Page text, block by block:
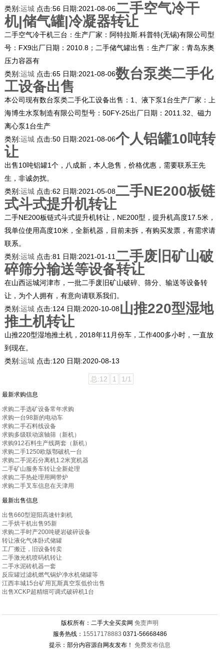
类别:运城 点击:56 日期:2021-08-06二手空气冷干
机|储气罐|冷凝器转让
二手空气冷干机三台：生产厂家：阿特拉斯.科普特(无锡)有限公司型
号：FX9出厂日期：2010.8；二手储气罐出售：生产厂家：青岛东奥
压力容器有
类别:运城 点击:65 日期:2021-08-06数台泵类二手化
工设备出售
本公司现有数台泵类二手化工设备出售：1、液下泵1台生产厂家：上
海博生水泵制造有限公司型号：50FY-25出厂日期：2011.32、磁力
离心泵1台生产
类别:运城 点击:50 日期:2021-08-06个人铝罐10吨转
让
出售10吨铝罐1个，八成新，本人急售，价格优惠，需要联系王先
生，非诚勿扰。
类别:运城 点击:62 日期:2021-05-08二手NE200板链
式斗式提升机转让
二手NE200板链式斗式提升机转让，NE200型，提升机高度17.5米，
我单位使用高度10米，全新机器，目前未拆，有购买发票，有需求请
联系。
类别:运城 点击:81 日期:2021-01-11 二手废旧矿山破
碎筛分输送等设备转让
在山西运城河津市，一批二手废旧矿山破碎、筛分、输送等设备转
让，为个人拥有，有意向请联系我们。
类别:运城 点击:124 日期:2020-10-08山推220型湿地
推土机转让
山推220型湿地推土机，2018年11月份车，工作400多小时，一直放
到现在。
类别:运城 点击:120 日期:2020-08-13
总:12 1 1/1
最新求购信息
求购二手选矿设备常年求购
求购一台98新的电动车
求购二手石料线设备
求购多级联动滚轴筛（新机）
求购912石料生产线两套（新机）
求购二手1250欧版鄂破机一台
求购二手泥石分离机1.2米宽机器
二手矿山服务车转让全新处理
求购二手热处理用网带炉
求购二手叉车信息在天津用
最新出售信息
出售660型迎阳高速针刺机
二手烘干机出售95新
求购二手时产200吨硬岩破碎设备
转让液化气体卧式储罐
工厂搬迁，旧设备转卖
二手激光机喷码机转让
二手水泥砖机器一套
反应罐过滤机燃气锅炉净水机储罐等
江西丰城15台矿用瓦斯真空泵低价出售
出售XCKP超精细可调式破碎机1台
版权所有：二手大全买卖网免责声明
服务热线： 15517178883 0371-56668486
提示：部分内容源自网友发布！免费发布信息